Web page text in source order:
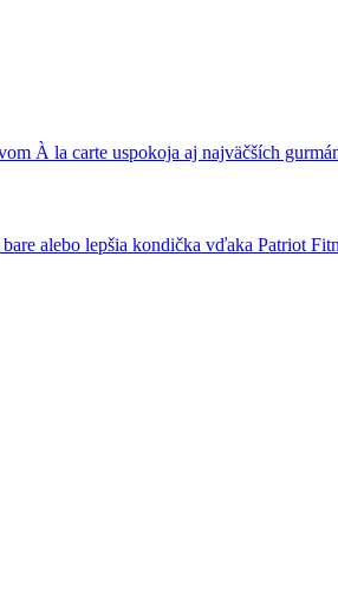
À la carte uspokoja aj najväčších
alebo lepšia kondička vďaka Patriot